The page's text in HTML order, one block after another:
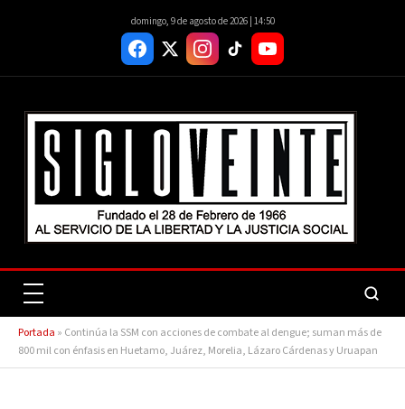
domingo, 9 de agosto de 2026 | 14:50
Portada » Continúa la SSM con acciones de combate al dengue; suman más de
800 mil con énfasis en Huetamo, Juárez, Morelia, Lázaro Cárdenas y Uruapan